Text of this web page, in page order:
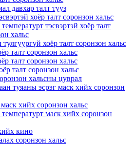
давхар талт тууз
хоёр талт соронзон хальс
тэсвэртэй хоёр талт
хальс
хоёр талт соронзон хальс
талт соронзон хальс
талт соронзон хальс
талт соронзон хальс
хальсны цуврал
туяаны эсрэг маск хийх соронзон
хийх соронзон хальс
маск хийх соронзон
кино
соронзон хальс